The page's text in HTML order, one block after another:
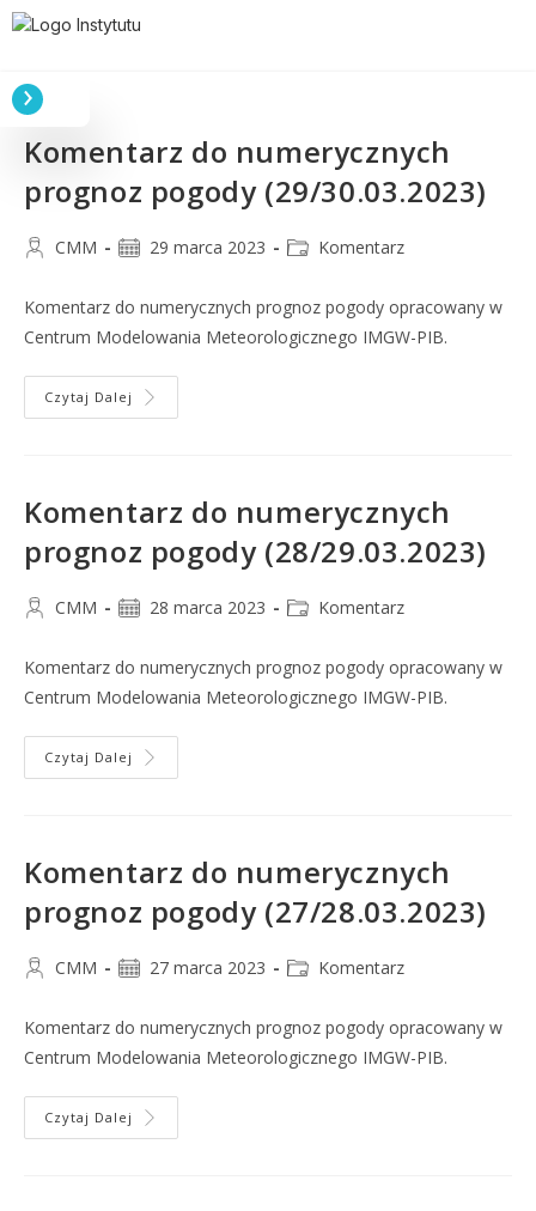
Komentarz do numerycznych
prognoz pogody (29/30.03.2023)
CMM 29 marca 2023 Komentarz
Komentarz do numerycznych prognoz pogody opracowany w
Centrum Modelowania Meteorologicznego IMGW-PIB.
Czytaj Dalej
Komentarz do numerycznych
prognoz pogody (28/29.03.2023)
CMM 28 marca 2023 Komentarz
Komentarz do numerycznych prognoz pogody opracowany w
Centrum Modelowania Meteorologicznego IMGW-PIB.
Czytaj Dalej
Komentarz do numerycznych
prognoz pogody (27/28.03.2023)
CMM 27 marca 2023 Komentarz
Komentarz do numerycznych prognoz pogody opracowany w
Centrum Modelowania Meteorologicznego IMGW-PIB.
Czytaj Dalej